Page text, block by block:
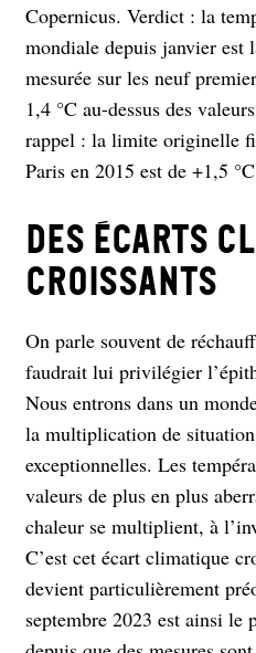
Copernicus. Verdict : la
mondiale depuis janvier est
mesurée sur les neuf
1,4 °C au-dessus des
rappel : la limite originelle
Paris en 2015 est de +1,5
Des écarts
croissants
On parle souvent de
faudrait lui privilégier
Nous entrons dans un
la multiplication de
exceptionnelles. Les
valeurs de plus en plus
chaleur se multiplient, à
C’est cet écart climatique
devient particulièrement
septembre 2023 est ainsi le